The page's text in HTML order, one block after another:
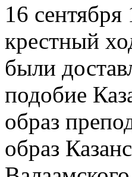
16
крестный
были
подобие
образ
образ